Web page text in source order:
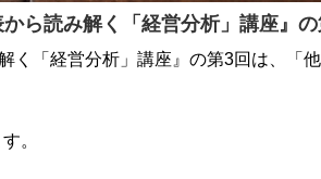
から読み解く「経営分析」講座』
「経営分析」講座』の第3回は、「
。